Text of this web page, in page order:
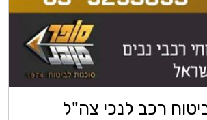
רכב לנכי צה"ל